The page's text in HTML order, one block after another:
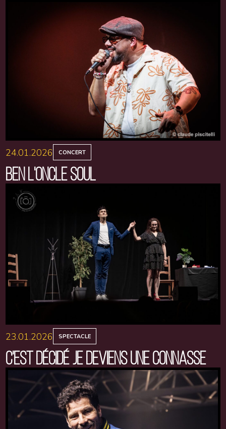
24.01.2026 CONCERT
BEN L'ONCLE SOUL
23.01.2026 SPECTACLE
C'EST DÉCIDÉ JE DEVIENS UNE CONNASSE